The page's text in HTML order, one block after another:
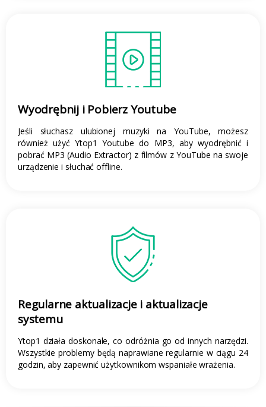
Wyodrębnij i Pobierz Youtube
Jeśli słuchasz ulubionej muzyki na YouTube, możesz
również użyć Ytop1 Youtube do MP3, aby wyodrębnić i
pobrać MP3 (Audio Extractor) z filmów z YouTube na swoje
urządzenie i słuchać offline.
Regularne aktualizacje i aktualizacje
systemu
Ytop1 działa doskonale, co odróżnia go od innych narzędzi.
Wszystkie problemy będą naprawiane regularnie w ciągu 24
godzin, aby zapewnić użytkownikom wspaniałe wrażenia.